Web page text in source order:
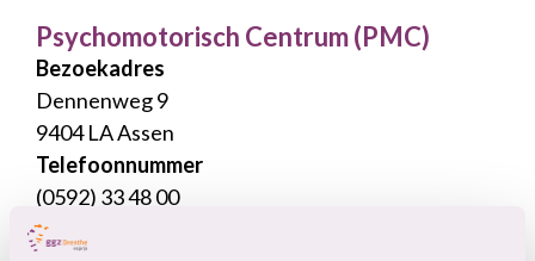
Psychomotorisch Centrum (PMC)
Bezoekadres
Dennenweg 9
9404 LA Assen
Telefoonnummer
(0592) 33 48 00
Bekijk locatie